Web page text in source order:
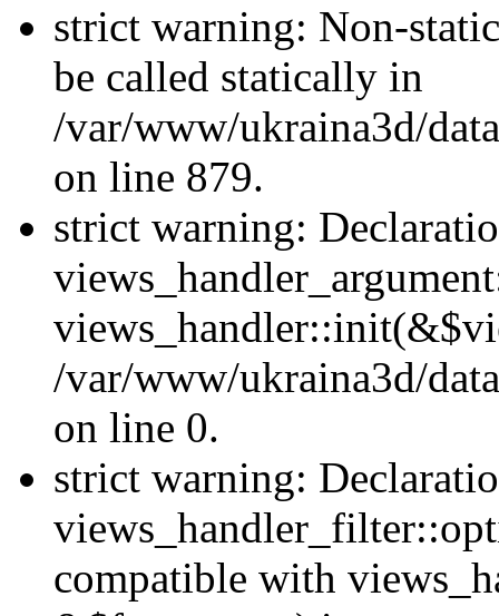
strict warning: Non-
be called statically in
/var/www/ukraina3d/
on line 879.
strict warning:
/var/www/ukraina3d/
on line 0.
strict warning:
compatible with